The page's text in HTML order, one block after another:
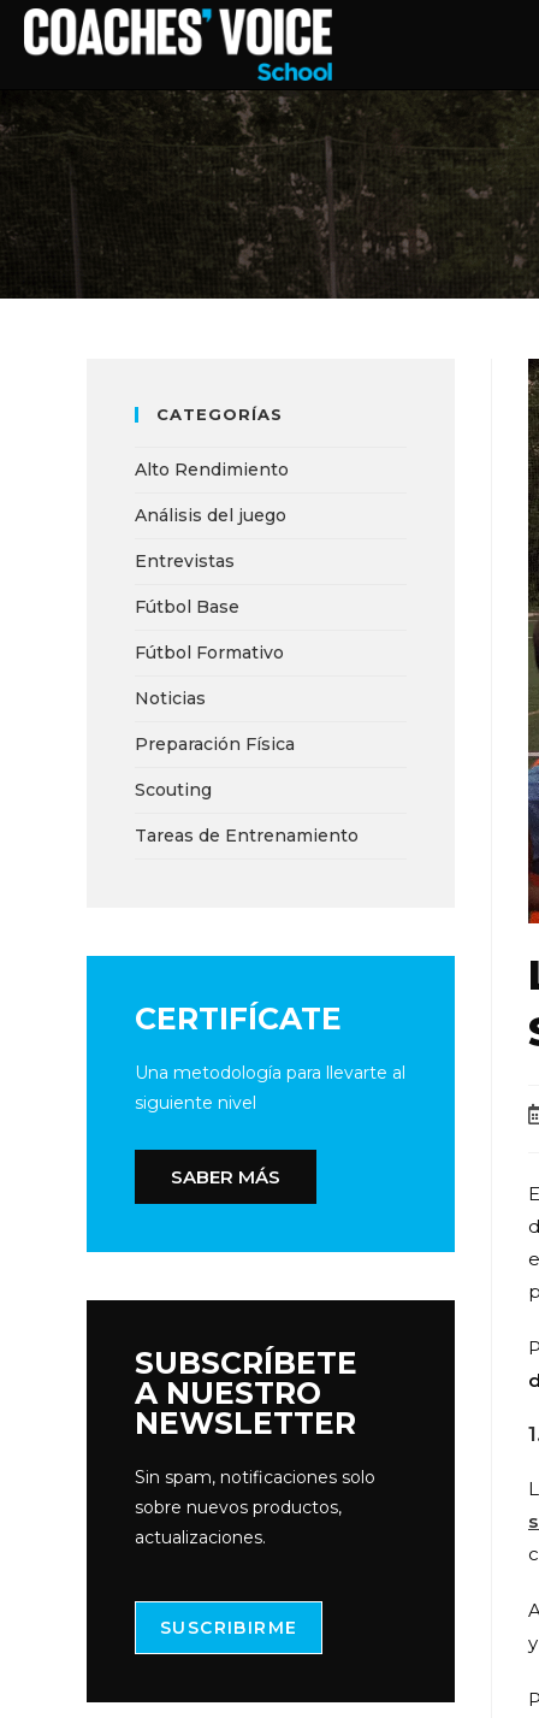
CATEGORÍAS
Alto Rendimiento
Análisis del juego
Entrevistas
Fútbol Base
Fútbol Formativo
Noticias
Preparación Física
Scouting
Tareas de Entrenamiento
CERTIFÍCATE
Una metodología para llevarte al
siguiente nivel
SABER MÁS
SUBSCRÍBETE
A NUESTRO
NEWSLETTER
Sin spam, notificaciones solo
sobre nuevos productos,
actualizaciones.
SUSCRIBIRME